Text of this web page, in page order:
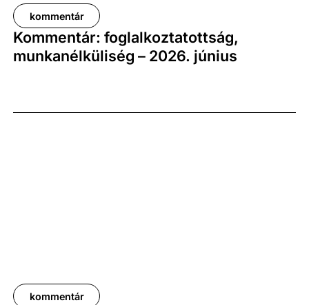
kommentár
Kommentár: foglalkoztatottság,
munkanélküliség – 2026. június
kommentár